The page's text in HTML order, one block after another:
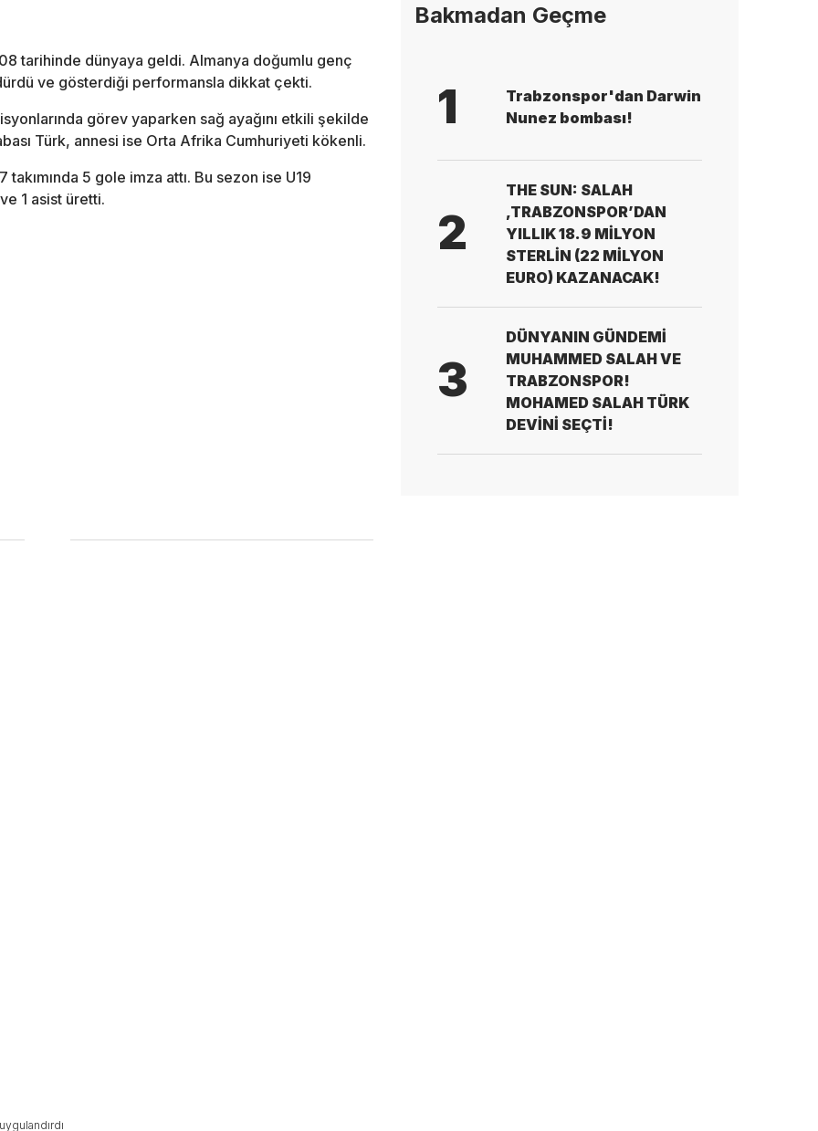
tarihinde dünyaya geldi. Almanya doğumlu genç
ve gösterdiği performansla dikkat çekti.
görev yaparken sağ ayağını etkili şekilde
Türk, annesi ise Orta Afrika Cumhuriyeti kökenli.
5 gole imza attı. Bu sezon ise U19
1 asist üretti.
Bakmadan Geçme
1
Trabzonspor'dan Darwin
Nunez bombası!
2
THE SUN: SALAH
,TRABZONSPOR’DAN
YILLIK 18.9 MİLYON
STERLİN (22 MİLYON
EURO) KAZANACAK!
3
DÜNYANIN GÜNDEMİ
MUHAMMED SALAH VE
TRABZONSPOR!
MOHAMED SALAH TÜRK
DEVİNİ SEÇTİ!